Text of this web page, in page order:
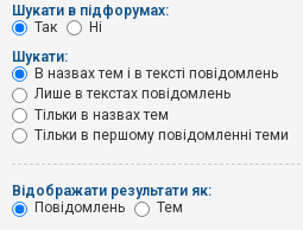
в
н
т
е
м
и
о
ш
Шукати в підфорумах:
Так
Ні
Шукати:
В назвах тем і в тексті повідомлень
Лише в текстах повідомлень
Тільки в назвах тем
Тільки в першому повідомленні теми
Відображати результати як:
Повідомлень
Тем